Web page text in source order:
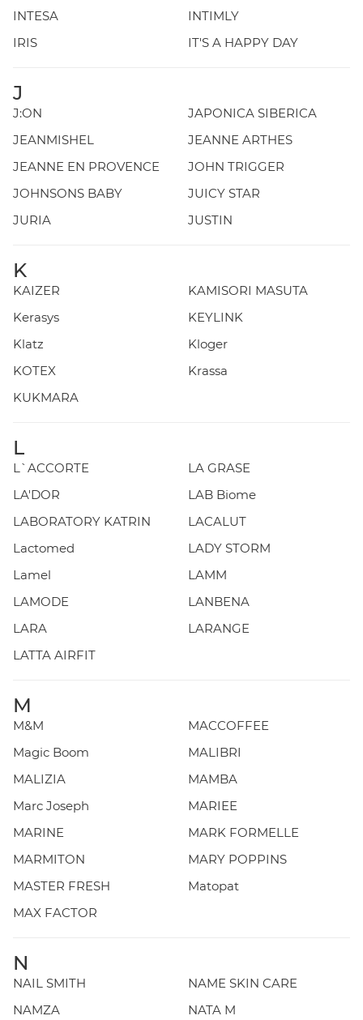
INTESA
INTIMLY
IRIS
IT'S A HAPPY DAY
J
J:ON
JAPONICA SIBERICA
JEANMISHEL
JEANNE ARTHES
JEANNE EN PROVENCE
JOHN TRIGGER
JOHNSONS BABY
JUICY STAR
JURIA
JUSTIN
K
KAIZER
KAMISORI MASUTA
Kerasys
KEYLINK
Klatz
Kloger
KOTEX
Krassa
KUKMARA
L
L`ACCORTE
LA GRASE
LA'DOR
LAB Biome
LABORATORY KATRIN
LACALUT
Lactomed
LADY STORM
Lamel
LAMM
LAMODE
LANBENA
LARA
LARANGE
LATTA AIRFIT
M
M&M
MACCOFFEE
Magic Boom
MALIBRI
MALIZIA
MAMBA
Marc Joseph
MARIEE
MARINE
MARK FORMELLE
MARMITON
MARY POPPINS
MASTER FRESH
Matopat
MAX FACTOR
N
NAIL SMITH
NAME SKIN CARE
NAMZA
NATA M